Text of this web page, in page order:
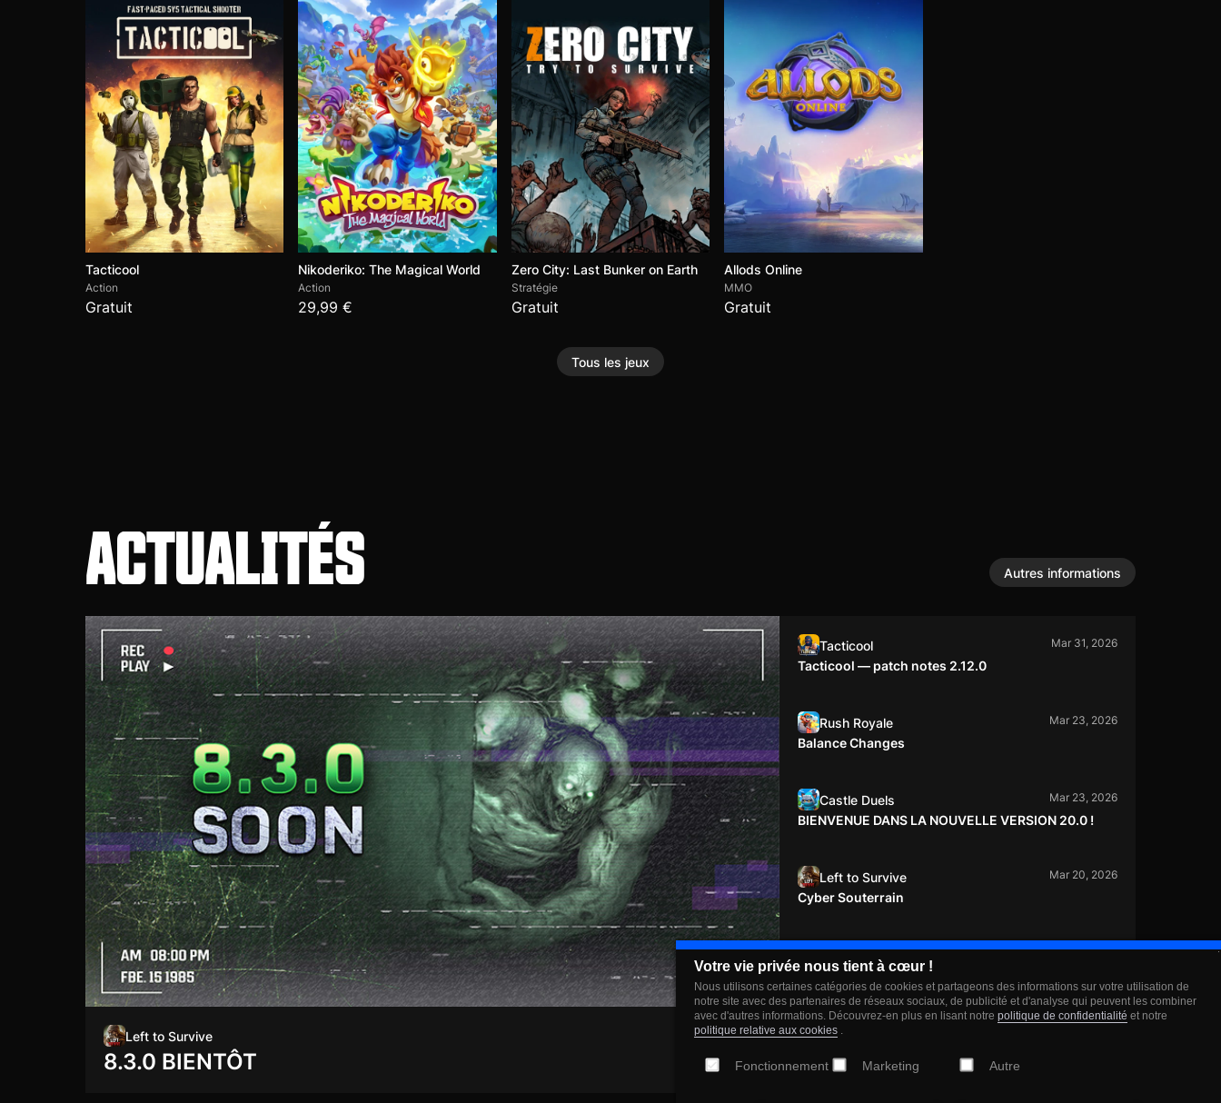
Votre vie privée nous tient à cœur !
Nous utilisons certaines catégories de cookies et partageons des informations sur votre utilisation de
notre site avec des partenaires de réseaux sociaux, de publicité et d'analyse qui peuvent les combiner
avec d'autres informations. Découvrez-en plus en lisant notre politique de confidentialité et notre
politique relative aux cookies .
Fonctionnement Marketing Autre
Tacticool
Action
Gratuit
Nikoderiko: The Magical World
Action
29,99 €
Zero City: Last Bunker on Earth
Stratégie
Gratuit
Allods Online
MMO
Gratuit
Tous les jeux
ACTUALITÉS Autres informations
Left to Survive Apr 08, 2026
8.3.0 BIENTÔT
Tacticool Mar 31, 2026
Tacticool — patch notes 2.12.0
Rush Royale Mar 23, 2026
Balance Changes
Castle Duels Mar 23, 2026
BIENVENUE DANS LA NOUVELLE VERSION 20.0 !
Left to Survive Mar 20, 2026
Cyber Souterrain
Rush Royale Mar 19, 2026
BIENVENUE DANS LA NOUVELLE VERSION 35.1!
Rush Royale
Royale for a Special PAC-MAN: Arcade Event